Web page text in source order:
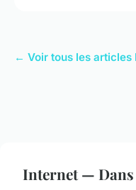
← Voir tous les articles
Internet —